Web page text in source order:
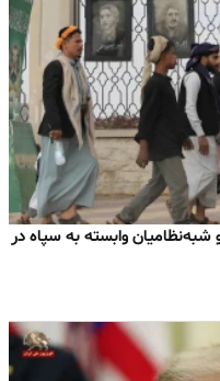
وابسته به سپاه در